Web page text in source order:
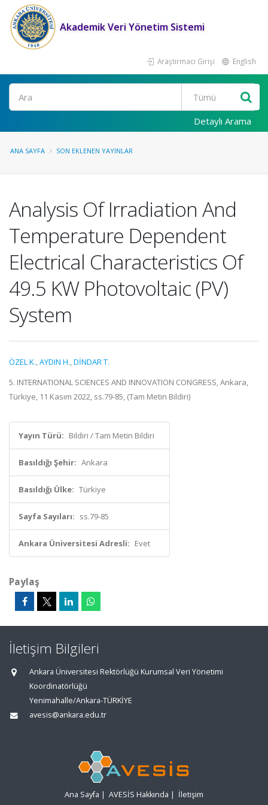
Akademik Veri Yönetim Sistemi
Araştırmacı Girişi English
Ara
Detaylı Arama
ANA SAYFA SON EKLENEN YAYINLAR
Analysis Of Irradiation And
Temperature Dependent
Electrical Characteristics Of
49.5 KW Photovoltaic (PV)
System
ÖZEL K.,AYDIN H.,DİNDAR T.
5. INTERNATIONAL SCIENCES AND INNOVATION CONGRESS, Ankara,
Türkiye, 11 Kasım 2022, ss.79-85, (Tam Metin Bildiri)
Yayın Türü: Bildiri / Tam Metin Bildiri
Basıldığı Şehir: Ankara
Basıldığı Ülke: Türkiye
Sayfa Sayıları: ss.79-85
Ankara Üniversitesi Adresli: Evet
Paylaş
İletişim Bilgileri
Ankara Üniversitesi Rektörlüğü Kurumsal Veri Yönetimi
Koordinatörlüğü
Yenimahalle/Ankara-TÜRKİYE
avesis@ankara.edu.tr
Ana Sayfa | AVESİS Hakkında | İletişim